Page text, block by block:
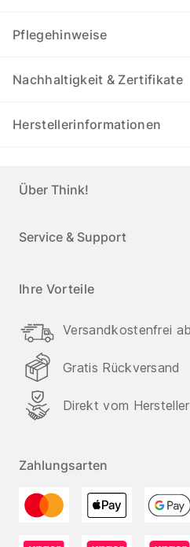
Pflegehinweise
Nachhaltigkeit & Zertifikate
Herstellerinformationen
Über Think!
Service & Support
Ihre Vorteile
Versandkostenfrei
Gratis Rückversand
Direkt vom Hersteller
Zahlungsarten